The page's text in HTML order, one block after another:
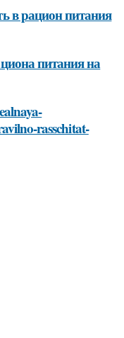
в рацион питания
питания на
rasschitat-